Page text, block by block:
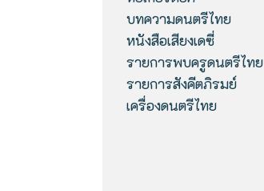
บทความดนตรีไทย
หนังสือเสียงเดซี่
รายการพบครูดนตรีไทย
รายการสังคีตภิรมย์
เครื่องดนตรีไทย